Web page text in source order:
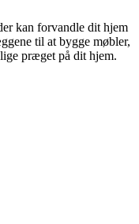
kan forvandle dit hjem
til at bygge møbler,
præget på dit hjem.